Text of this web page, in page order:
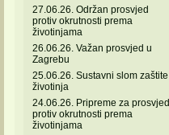
27.06.26. Održan prosvjed
protiv okrutnosti prema
životinjama
26.06.26. Važan prosvjed u
Zagrebu
25.06.26. Sustavni slom zaštite
životinja
24.06.26. Pripreme za prosvjed
protiv okrutnosti prema
životinjama